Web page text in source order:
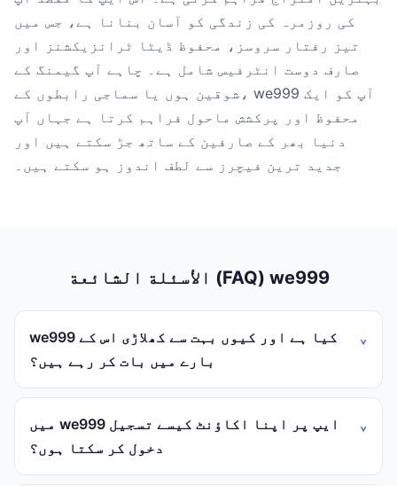
کی روزمرہ کی زندگی کو آسان بنانا ہے، جس میں
تیز رفتار سروسز، محفوظ ڈیٹا ٹرانزیکشنز اور
صارف دوست انٹرفیس شامل ہے۔ چاہے آپ گیمنگ کے
شوقین ہوں یا سماجی رابطوں کے، we999 آپ کو ایک
محفوظ اور پرکشش ماحول فراہم کرتا ہے جہاں آپ
دنیا بھر کے صارفین کے ساتھ جڑ سکتے ہیں اور
جدید ترین فیچرز سے لطف اندوز ہو سکتے ہیں۔
الأسئلة الشائعة (FAQ) we999
we999 کیا ہے اور کیوں بہت سے کھلاڑی اس کے
بارے میں بات کر رہے ہیں؟
میں we999 ایپ پر اپنا اکاؤنٹ کیسے تسجيل
دخول کر سکتا ہوں؟